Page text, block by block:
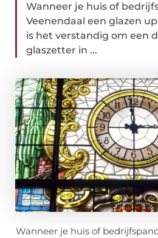
Wanneer je huis of
Veenendaal een glazen
is het verstandig om een
glaszetter in ...
Wanneer je huis of